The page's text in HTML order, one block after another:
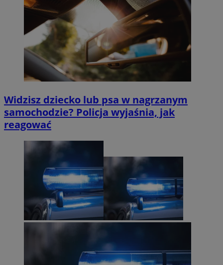
Widzisz dziecko lub psa w nagrzanym
samochodzie? Policja wyjaśnia, jak
reagować